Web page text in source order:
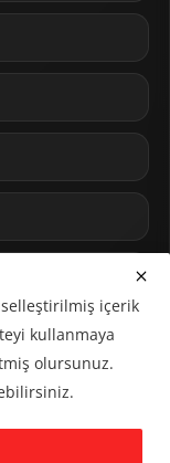
hakları saklıdır.
içerik
kullanmaya
olursunuz.